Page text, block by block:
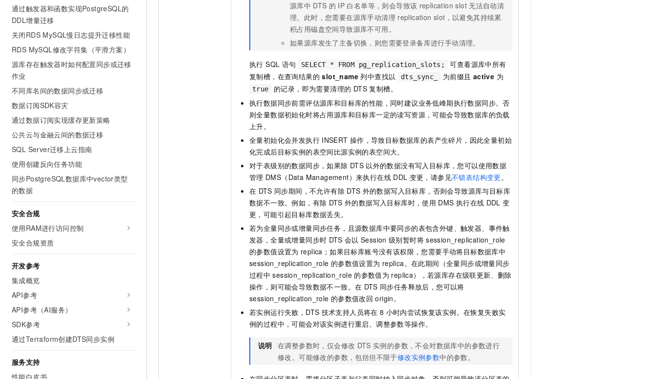
通过触发器和函数实现PostgreSQL的
DDL增量迁移
关闭RDS MySQL慢日志提升迁移性能
RDS MySQL修改字符集（平滑方案）
源库存在触发器时如何配置同步或迁移
作业
不同库名间的数据同步或迁移
数据订阅SDK容灾
通过数据订阅实现缓存更新策略
公共云与金融云间的数据迁移
SQL Server迁移上云指南
使用创建反向任务功能
同步PostgreSQL数据库中vector类型
的数据
安全合规
使用RAM进行访问控制
安全合规资质
开发参考
集成概览
API参考
API参考（AI服务）
SDK参考
通过Terraform创建DTS同步实例
服务支持
性能白皮书
源库中 DTS 的 IP 白名单等，则会导致该 replication slot 无法自动清
理。此时，您需要在源库手动清理 replication slot，以避免其持续累
积占用磁盘空间导致源库不可用。
如果源库发生了主备切换，则您需要登录备库进行手动清理。
执行 SQL 语句 SELECT * FROM pg_replication_slots;
可查看源库中所有
复制槽，在查询结果的slot_name 列中查找以 dts_sync_ 为前缀且 active 为
true
的记录，即为需要清理的 DTS 复制槽。
执行数据同步前需评估源库和目标库的性能，同时建议业务低峰期执行数据同步。否
则全量数据初始化时将占用源库和目标库一定的读写资源，可能会导致数据库的负载
上升。
全量初始化会并发执行 INSERT 操作，导致目标数据库的表产生碎片，因此全量初始
化完成后目标实例的表空间比源实例的表空间大。
对于表级别的数据同步，如果除 DTS 以外的数据没有写入目标库，您可以使用数据
管理 DMS（Data Management）来执行在线 DDL 变更，请参见不锁表结构变更。
在 DTS 同步期间，不允许有除 DTS 外的数据写入目标库，否则会导致源库与目标库
数据不一致。例如，有除 DTS 外的数据写入目标库时，使用 DMS 执行在线 DDL 变
更，可能引起目标库数据丢失。
若为全量同步或增量同步任务，且源数据库中要同步的表包含外键、触发器、事件触
发器，全量或增量同步时 DTS 会以 Session 级别暂时将 session_replication_role
的参数值设置为 replica；如果目标库账号没有该权限，您需要手动将目标数据库中
session_replication_role 的参数值设置为 replica。在此期间（全量同步或增量同步
过程中 session_replication_role 的参数值为 replica），若源库存在级联更新、删除
操作，则可能会导致数据不一致。在 DTS 同步任务释放后，您可以将
session_replication_role 的参数值改回 origin。
若实例运行失败，DTS 技术支持人员将在 8 小时内尝试恢复该实例。在恢复失败实
例的过程中，可能会对该实例进行重启、调整参数等操作。
说明 在调整参数时，仅会修改 DTS 实例的参数，不会对数据库中的参数进行
修改。可能修改的参数，包括但不限于修改实例参数中的参数。